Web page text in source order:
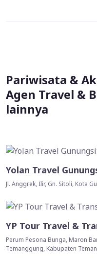
Pariwisata &
Agen Travel &
lainnya
Yolan Travel
Jl. Anggrek, Ilir, Gn. Sitoli, Kota
YP Tour Travel &
Perum Pesona Bunga, Maron
Temanggung, Kabupaten